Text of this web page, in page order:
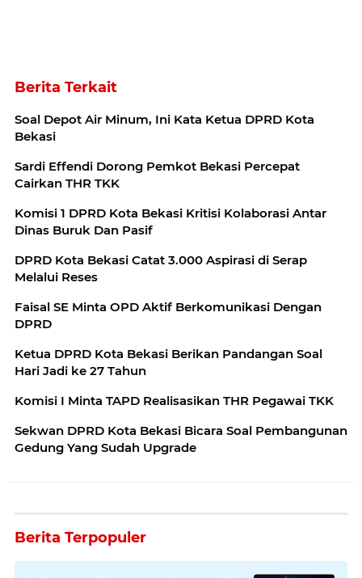
Berita Terkait
Soal Depot Air Minum, Ini Kata Ketua DPRD Kota
Bekasi
Sardi Effendi Dorong Pemkot Bekasi Percepat
Cairkan THR TKK
Komisi 1 DPRD Kota Bekasi Kritisi Kolaborasi Antar
Dinas Buruk Dan Pasif
DPRD Kota Bekasi Catat 3.000 Aspirasi di Serap
Melalui Reses
Faisal SE Minta OPD Aktif Berkomunikasi Dengan
DPRD
Ketua DPRD Kota Bekasi Berikan Pandangan Soal
Hari Jadi ke 27 Tahun
Komisi I Minta TAPD Realisasikan THR Pegawai TKK
Sekwan DPRD Kota Bekasi Bicara Soal Pembangunan
Gedung Yang Sudah Upgrade
Berita Terpopuler